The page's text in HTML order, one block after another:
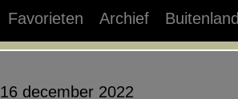
Favorieten Archief Buitenland
16 december 2022